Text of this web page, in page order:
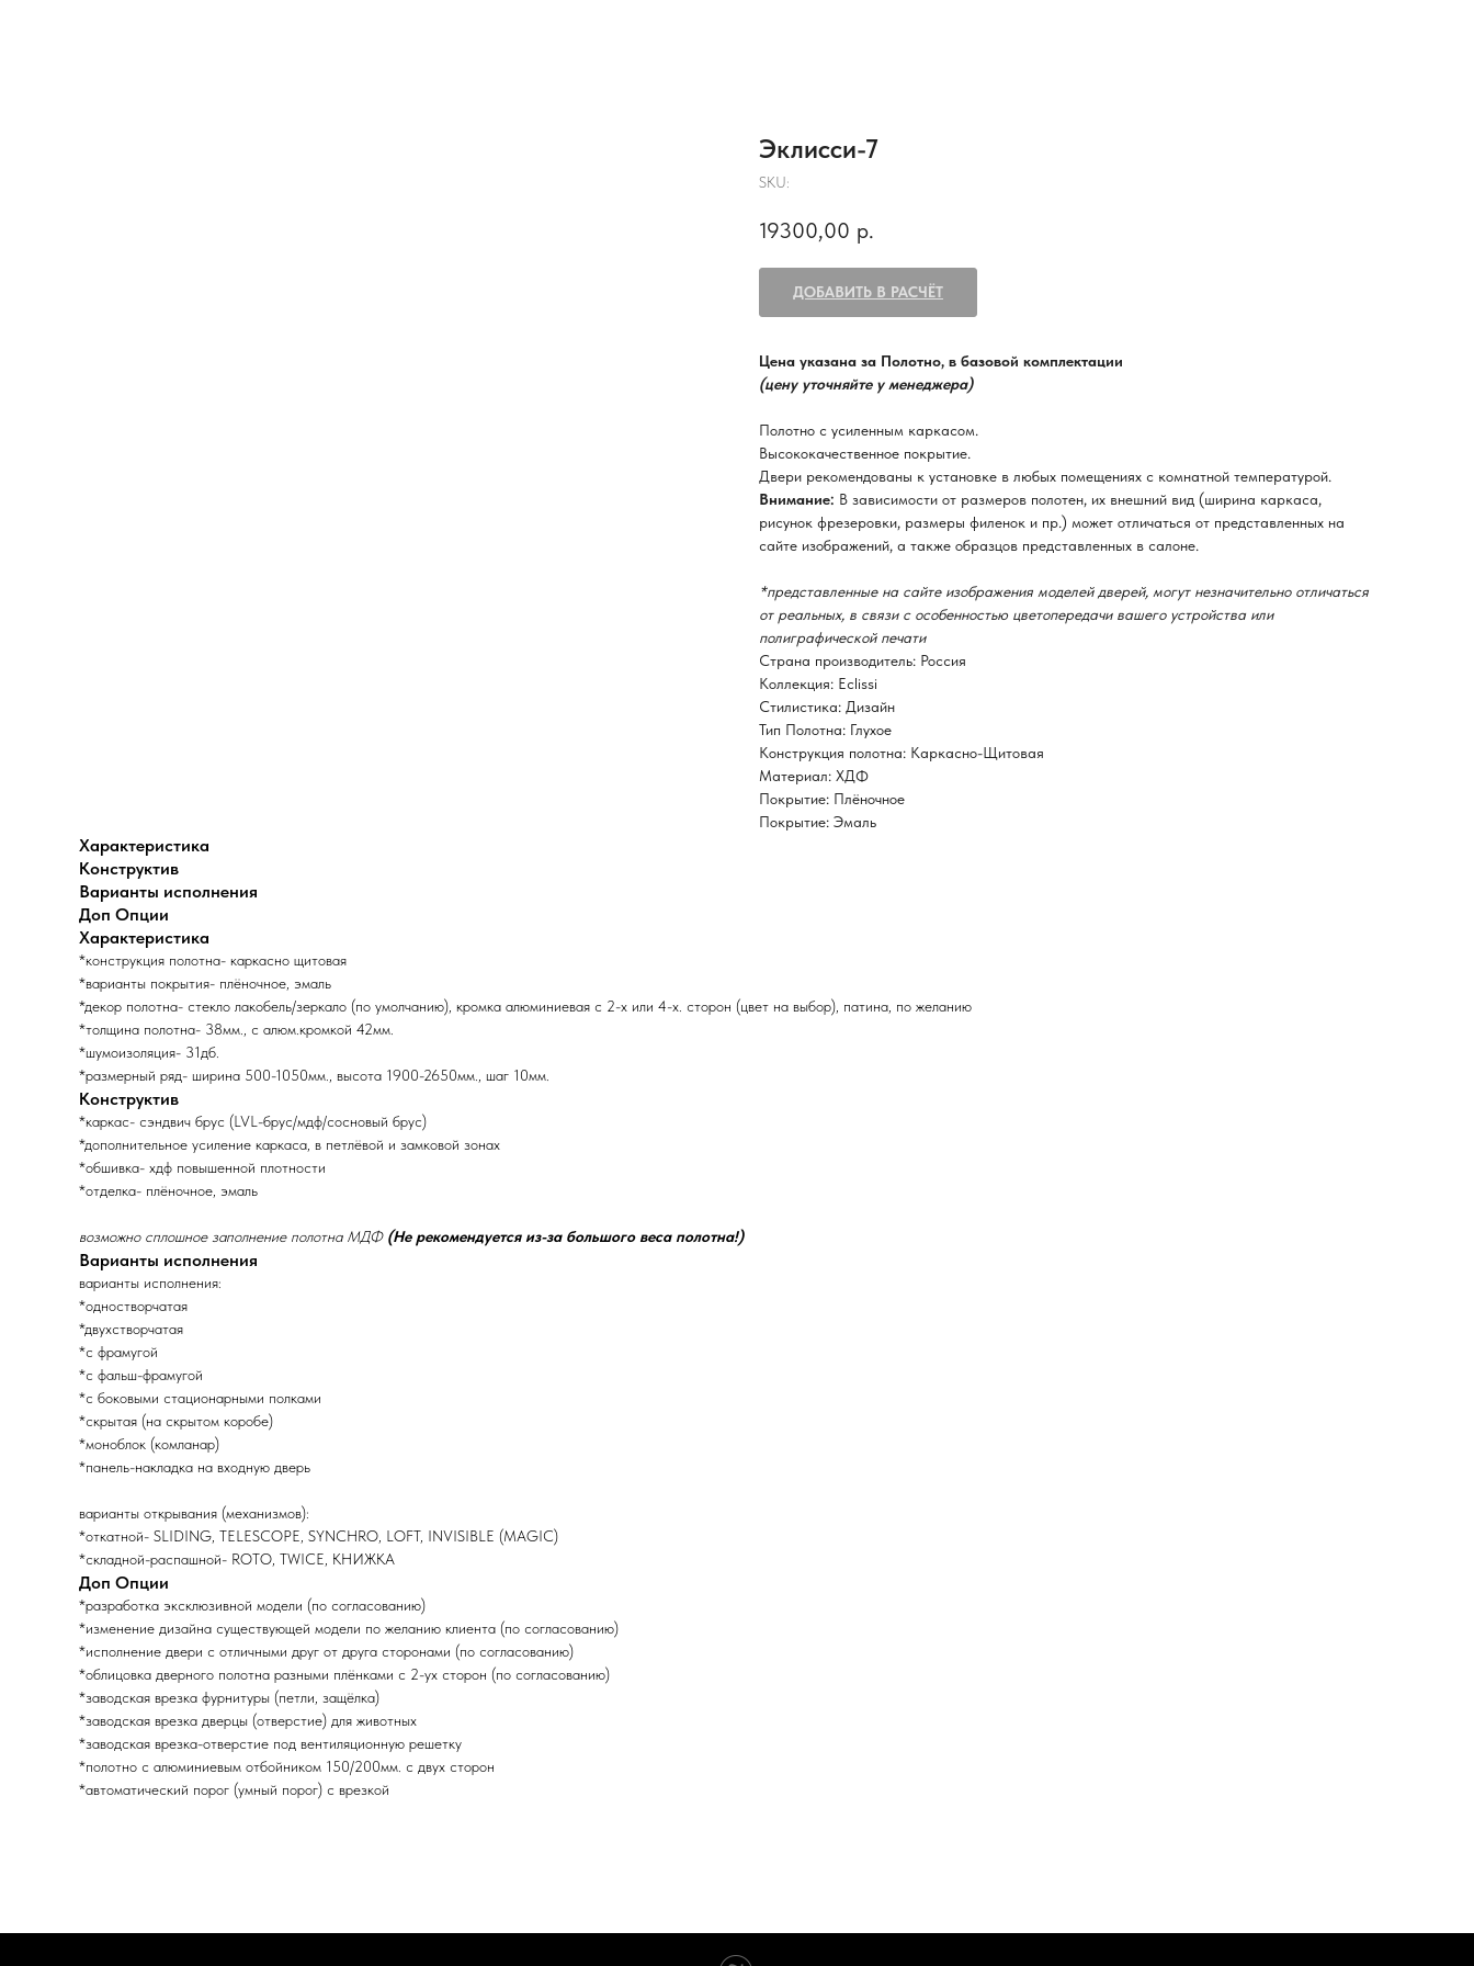
Эклисси-7
SKU:
19300,00 р.
ДОБАВИТЬ В РАСЧЁТ
Цена указана за Полотно, в базовой комплектации
(цену уточняйте у менеджера)
Полотно с усиленным каркасом.
Высококачественное покрытие.
Двери рекомендованы к установке в любых помещениях с комнатной температурой.
Внимание: В зависимости от размеров полотен, их внешний вид (ширина каркаса,
рисунок фрезеровки, размеры филенок и пр.) может отличаться от представленных на
сайте изображений, а также образцов представленных в салоне.
*представленные на сайте изображения моделей дверей, могут незначительно отличаться
от реальных, в связи с особенностью цветопередачи вашего устройства или
полиграфической печати
Страна производитель: Россия
Коллекция: Eclissi
Стилистика: Дизайн
Тип Полотна: Глухое
Конструкция полотна: Каркасно-Щитовая
Материал: ХДФ
Покрытие: Плёночное
Покрытие: Эмаль
Характеристика
Конструктив
Варианты исполнения
Доп Опции
Характеристика
*конструкция полотна- каркасно щитовая
*варианты покрытия- плёночное, эмаль
*декор полотна- стекло лакобель/зеркало (по умолчанию), кромка алюминиевая с 2-х или 4-х. сторон (цвет на выбор), патина, по желанию
*толщина полотна- 38мм., с алюм.кромкой 42мм.
*шумоизоляция- 31дб.
*размерный ряд- ширина 500-1050мм., высота 1900-2650мм., шаг 10мм.
Конструктив
*каркас- сэндвич брус (LVL-брус/мдф/сосновый брус)
*дополнительное усиление каркаса, в петлёвой и замковой зонах
*обшивка- хдф повышенной плотности
*отделка- плёночное, эмаль
возможно сплошное заполнение полотна МДФ (Не рекомендуется из-за большого веса полотна!)
Варианты исполнения
варианты исполнения:
*одностворчатая
*двухстворчатая
*с фрамугой
*с фальш-фрамугой
*с боковыми стационарными полками
*скрытая (на скрытом коробе)
*моноблок (комланар)
*панель-накладка на входную дверь
варианты открывания (механизмов):
*откатной- SLIDING, TELESCOPE, SYNCHRO, LOFT, INVISIBLE (MAGIC)
*складной-распашной- ROTO, TWICE, КНИЖКА
Доп Опции
*разработка эксклюзивной модели (по согласованию)
*изменение дизайна существующей модели по желанию клиента (по согласованию)
*исполнение двери с отличными друг от друга сторонами (по согласованию)
*облицовка дверного полотна разными плёнками с 2-ух сторон (по согласованию)
*заводская врезка фурнитуры (петли, защёлка)
*заводская врезка дверцы (отверстие) для животных
*заводская врезка-отверстие под вентиляционную решетку
*полотно с алюминиевым отбойником 150/200мм. с двух сторон
*автоматический порог (умный порог) с врезкой